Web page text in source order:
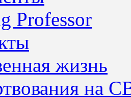
Professor
жизнь
на